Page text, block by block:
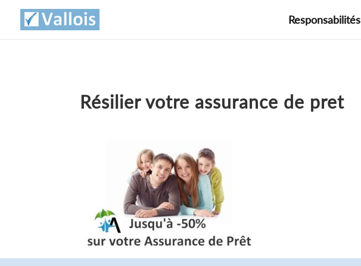
Responsabilités
Résilier votre assurance de pret